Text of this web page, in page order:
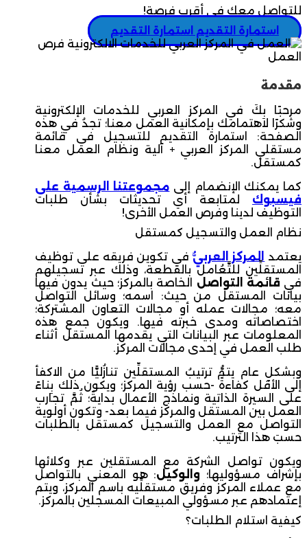
للتواصل معك في أقرب فرصة!
استمارة التقديم استمارة التقديم
مقدمة
مرحبًا بِكَ في المركز العربي للخدمات الإلكترونية
وشكرًا لاهتمامك بإمكانية العمل معنا؛ تجدُ في هذه
الصفحة: استمارة التقديم للتسجيل في قائمة
مستقلي المركز العربي + آلية ونظام العمل معنا
كمستقل.
كما يمكنك الإنضمام إلى مجموعتنا الرسمية على
فيسبوك لمتابعة أي تحديثات بشأن طلبات
التوظيف لدينا وفرص العمل الأخرى!
نظام العمل والتسجيل كمستقل
يعتمد المركز العربيُّ في تكوين فريقه على توظيف
المستقلِّين للتَّعُامل بالقطعة، وذلك عبر تسجيلهم
في قائمة التواصل الخاصة بالمركز؛ حيث يدون فيها
بيانات المستقل من حيث: اسمه؛ وسائل التواصل
معه؛ مجالات عمله أو مجالات التعاون المشتركة؛
اختصاصاته ومدى خبرته فيها. ويكون جمع هذه
المعلومات عبر البيانات التي يقدمها المستقل أثناء
طلب العمل في إحدى مجالات المركز.
وبشكلٍ عام يتمُّ ترتيبُ المستقلِّين تنازُليًّا من الاكفأ
إلى الأقل كفاءةً -حسب رؤية المركز؛ ويكون ذلك بِناءً
على السيرة الذاتية ونماذج الأعمال بدايةً؛ ثُمَّ تجارب
العمل بين المستقل والمركز فيما بعد- وتكون أولوية
التواصل مع العمل والتسجيل كمستقل بالطلبات
حسبَ هذا الترتيب.
ويكون تواصل الشركة مع المستقلين عبر وكلائها
بإشراف مسؤوليها؛ والوكيل: هو المعني بالتواصل
مع عملاء المركز وفريق مستقلِّيه باسم المركز، ويتم
إعتمادهم عبر مسؤولي المبيعات المسجلين بالمركز.
كيفية استلام الطلبات؟